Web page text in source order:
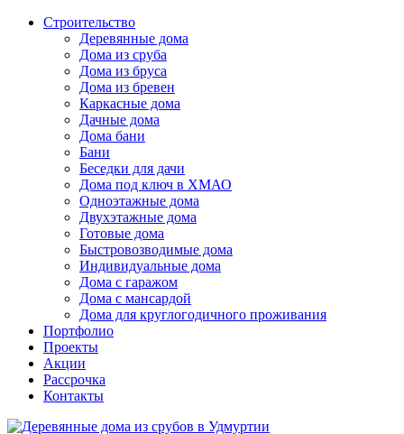
Строительство
Деревянные дома
Дома из сруба
Дома из бруса
Дома из бревен
Каркасные дома
Дачные дома
Дома бани
Бани
Беседки для дачи
Дома под ключ в ХМАО
Одноэтажные дома
Двухэтажные дома
Готовые дома
Быстровозводимые дома
Индивидуальные дома
Дома с гаражом
Дома с мансардой
Дома для круглогодичного проживания
Портфолио
Проекты
Акции
Рассрочка
Контакты